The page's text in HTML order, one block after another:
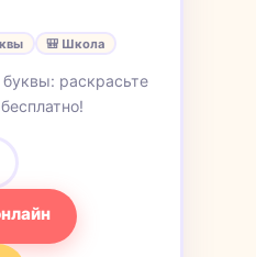
🎒 Школа
раскрасьте